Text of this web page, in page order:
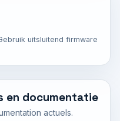
uitsluitend firmware
en documentatie
actuels.